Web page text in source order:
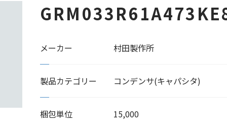
メーカー 村田製作所
製品カテゴリー コンデンサ(キャパシタ)
梱包単位 15,000